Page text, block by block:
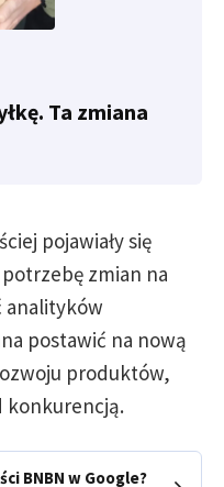
Ta zmiana
pojawiały się
zmian na
analityków
postawić na nową
produktów,
konkurencją.
BNBN w Google?